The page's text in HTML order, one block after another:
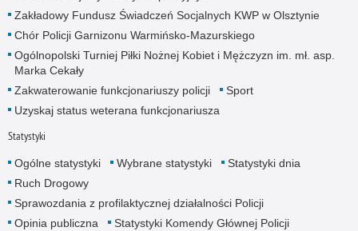
Zakładowy Fundusz Świadczeń Socjalnych KWP w Olsztynie
Chór Policji Garnizonu Warmińsko-Mazurskiego
Ogólnopolski Turniej Piłki Nożnej Kobiet i Mężczyzn im. mł. asp.
Marka Cekały
Zakwaterowanie funkcjonariuszy policji
Sport
Uzyskaj status weterana funkcjonariusza
Statystyki
Ogólne statystyki Wybrane statystyki
Statystyki dnia
Ruch Drogowy
Sprawozdania z profilaktycznej działalności Policji
Opinia publiczna
Statystyki Komendy Głównej Policji